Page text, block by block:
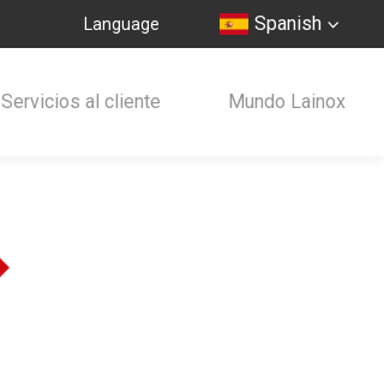
Language Spanish
Servicios al cliente Mundo Lainox